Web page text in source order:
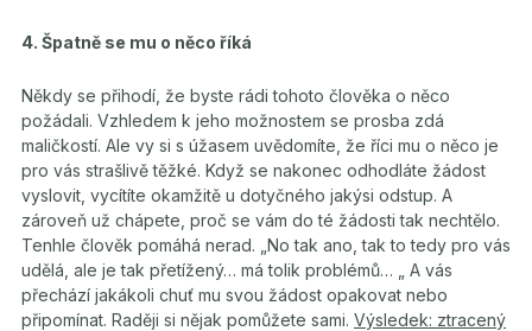
4. Špatně se mu o něco říká
Někdy se přihodí, že byste rádi tohoto člověka o něco
požádali. Vzhledem k jeho možnostem se prosba zdá
maličkostí. Ale vy si s úžasem uvědomíte, že říci mu o něco je
pro vás strašlivě těžké. Když se nakonec odhodláte žádost
vyslovit, vycítíte okamžitě u dotyčného jakýsi odstup. A
zároveň už chápete, proč se vám do té žádosti tak nechtělo.
Tenhle člověk pomáhá nerad. „No tak ano, tak to tedy pro vás
udělá, ale je tak přetížený… má tolik problémů… „ A vás
přechází jakákoli chuť mu svou žádost opakovat nebo
připomínat. Raději si nějak pomůžete sami. Výsledek: ztracený